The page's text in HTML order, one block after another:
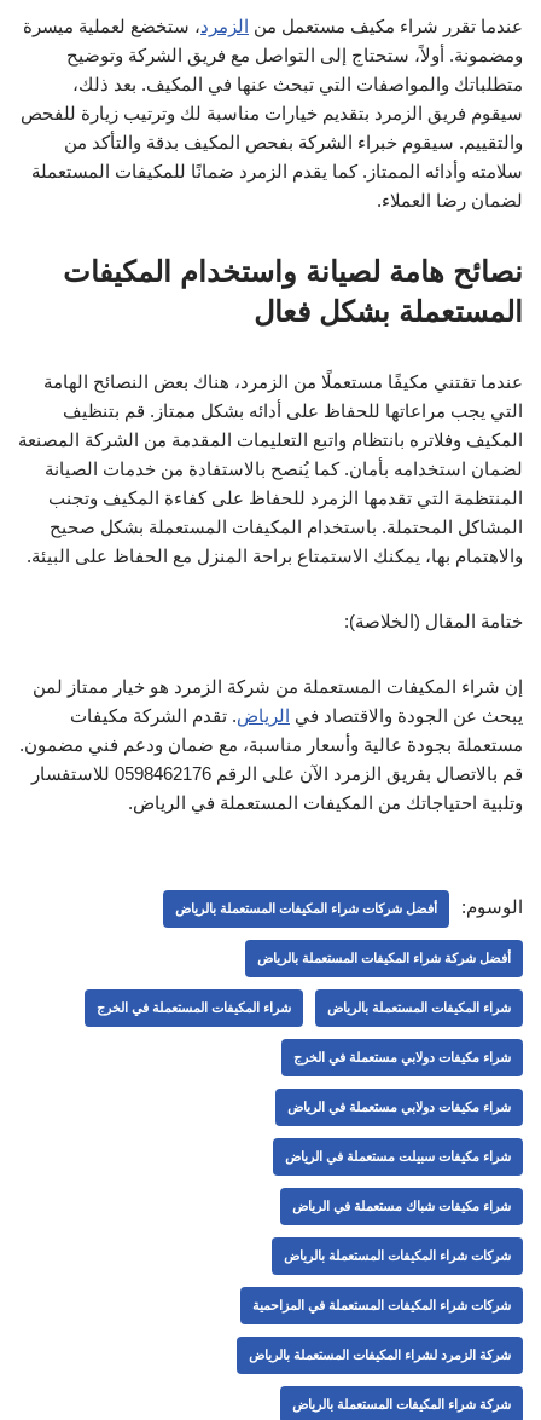
عندما تقرر شراء مكيف مستعمل من الزمرد، ستخضع لعملية ميسرة
ومضمونة. أولاً، ستحتاج إلى التواصل مع فريق الشركة وتوضيح
متطلباتك والمواصفات التي تبحث عنها في المكيف. بعد ذلك،
سيقوم فريق الزمرد بتقديم خيارات مناسبة لك وترتيب زيارة للفحص
والتقييم. سيقوم خبراء الشركة بفحص المكيف بدقة والتأكد من
سلامته وأدائه الممتاز. كما يقدم الزمرد ضمانًا للمكيفات المستعملة
لضمان رضا العملاء.
نصائح هامة لصيانة واستخدام المكيفات
المستعملة بشكل فعال
عندما تقتني مكيفًا مستعملًا من الزمرد، هناك بعض النصائح الهامة
التي يجب مراعاتها للحفاظ على أدائه بشكل ممتاز. قم بتنظيف
المكيف وفلاتره بانتظام واتبع التعليمات المقدمة من الشركة المصنعة
لضمان استخدامه بأمان. كما يُنصح بالاستفادة من خدمات الصيانة
المنتظمة التي تقدمها الزمرد للحفاظ على كفاءة المكيف وتجنب
المشاكل المحتملة. باستخدام المكيفات المستعملة بشكل صحيح
والاهتمام بها، يمكنك الاستمتاع براحة المنزل مع الحفاظ على البيئة.
ختامة المقال (الخلاصة):
إن شراء المكيفات المستعملة من شركة الزمرد هو خيار ممتاز لمن
يبحث عن الجودة والاقتصاد في الرياض. تقدم الشركة مكيفات
مستعملة بجودة عالية وأسعار مناسبة، مع ضمان ودعم فني مضمون.
قم بالاتصال بفريق الزمرد الآن على الرقم 0598462176 للاستفسار
وتلبية احتياجاتك من المكيفات المستعملة في الرياض.
الوسوم: أفضل شركات شراء المكيفات المستعملة بالرياض
أفضل شركة شراء المكيفات المستعملة بالرياض
شراء المكيفات المستعملة بالرياض شراء المكيفات المستعملة في الخرج
شراء مكيفات دولابي مستعملة في الخرج
شراء مكيفات دولابي مستعملة في الرياض
شراء مكيفات سبيلت مستعملة في الرياض
شراء مكيفات شباك مستعملة في الرياض
شركات شراء المكيفات المستعملة بالرياض
شركات شراء المكيفات المستعملة في المزاحمية
شركة الزمرد لشراء المكيفات المستعملة بالرياض
شركة شراء المكيفات المستعملة بالرياض